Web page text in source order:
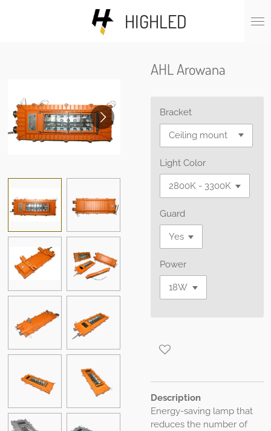
HIGHLED
AHL Arowana
Bracket
Light Color
Guard
Power
Description
Energy-saving lamp that
reduces the number of